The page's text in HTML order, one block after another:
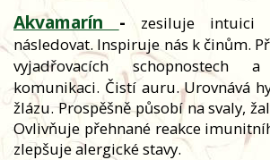
Akvamarín - zesiluje intuici
následovat. Inspiruje nás k činům.
vyjadřovacích schopnostech
komunikaci. Čistí auru.Urovnává
žlázu. Prospěšně působí na svaly,
Ovlivňuje přehnané reakce
zlepšuje alergické stavy.